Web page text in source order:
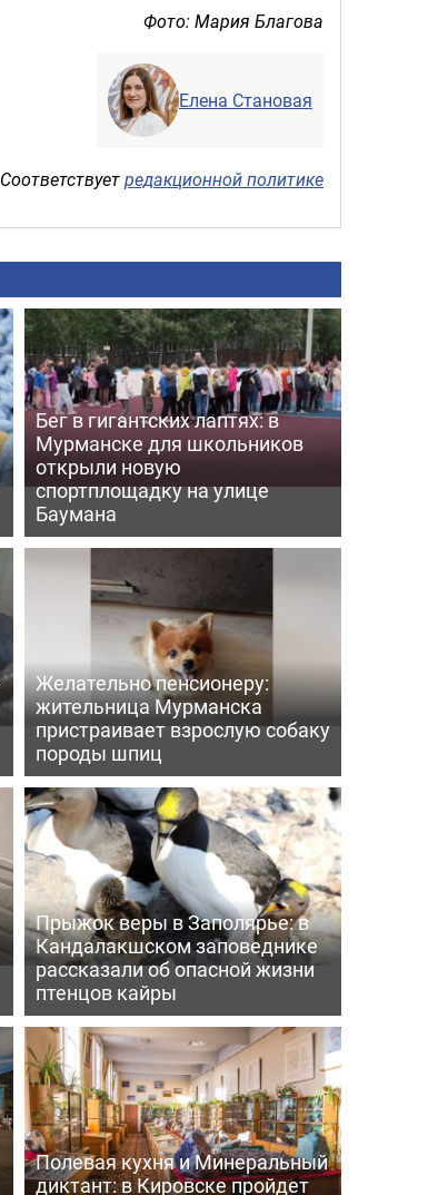
Фото: Мария Благова
Елена Становая
Соответствуетредакционной политике
Бег в гигантских лаптях: в
Мурманске для школьников
открыли новую
спортплощадку на улице
Баумана
Желательно пенсионеру:
жительница Мурманска
пристраивает взрослую собаку
породы шпиц
Прыжок веры в Заполярье: в
Кандалакшском заповеднике
рассказали об опасной жизни
птенцов кайры
Полевая кухня и Минеральный
диктант: в Кировске пройдет